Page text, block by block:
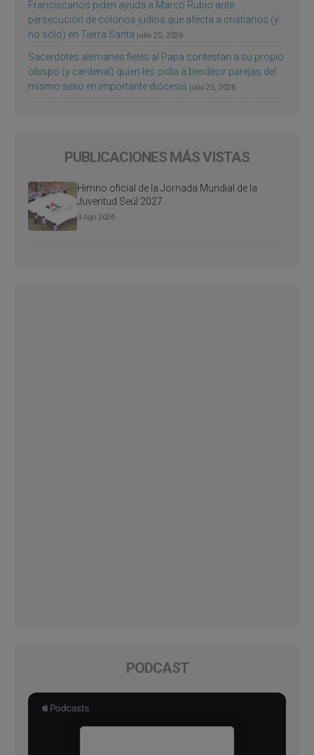
Franciscanos piden ayuda a Marco Rubio ante
persecución de colonos judíos que afecta a cristianos (y
no sólo) en Tierra Santa julio 25, 2026
Sacerdotes alemanes fieles al Papa contestan a su propio
obispo (y cardenal) quien les orilla a bendecir parejas del
mismo sexo en importante diócesis julio 25, 2026
PUBLICACIONES MÁS VISTAS
Himno oficial de la Jornada Mundial de la
Juventud Seúl 2027
3 Ago 2026
PODCAST